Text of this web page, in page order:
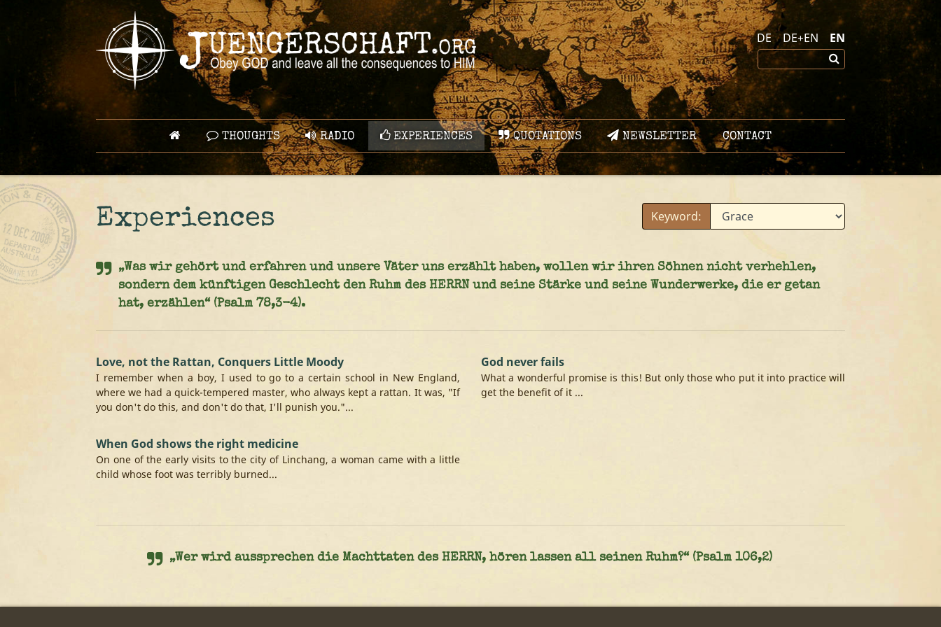
THOUGHTS RADIO EXPERIENCES QUOTATIONS NEWSLETTER CONTACT
DE DE+EN EN
Experiences Keyword:
„Was wir gehört und erfahren und unsere Väter uns erzählt haben, wollen wir ihren Söhnen nicht verhehlen,
sondern dem künftigen Geschlecht den Ruhm des HERRN und seine Stärke und seine Wunderwerke, die er getan
hat, erzählen“ (Psalm 78,3-4).
Love, not the Rattan, Conquers Little Moody
I remember when a boy, I used to go to a certain school in New England,
where we had a quick-tempered master, who always kept a rattan. It was, "If
you don't do this, and don't do that, I'll punish you."...
God never fails
What a wonderful promise is this! But only those who put it into practice will
get the benefit of it ...
When God shows the right medicine
On one of the early visits to the city of Linchang, a woman came with a little
child whose foot was terribly burned...
„Wer wird aussprechen die Machttaten des HERRN, hören lassen all seinen Ruhm?“ (Psalm 106,2)